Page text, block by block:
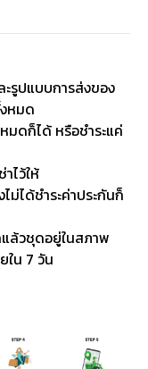
รูปแบบการส่งของ
หมด
หมดก็ได้ หรือชำระแค่
ไว้ให้
ได้ชำระค่าประกันก็
ล้วชุดอยู่ในสภาพ
ใน 7 วัน